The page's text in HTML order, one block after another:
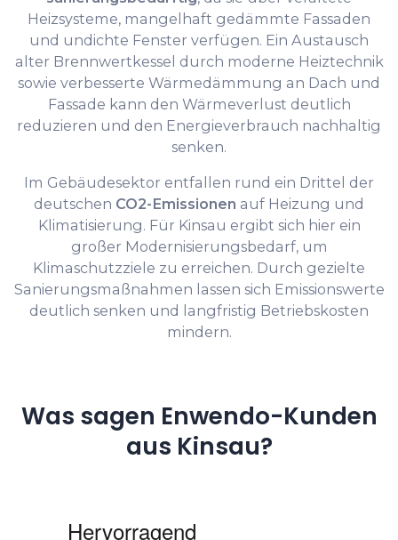
Heizsysteme, mangelhaft gedämmte Fassaden
und undichte Fenster verfügen. Ein Austausch
alter Brennwertkessel durch moderne Heiztechnik
sowie verbesserte Wärmedämmung an Dach und
Fassade kann den Wärmeverlust deutlich
reduzieren und den Energieverbrauch nachhaltig
senken.
Im Gebäudesektor entfallen rund ein Drittel der
deutschen CO2-Emissionen auf Heizung und
Klimatisierung. Für Kinsau ergibt sich hier ein
großer Modernisierungsbedarf, um
Klimaschutzziele zu erreichen. Durch gezielte
Sanierungsmaßnahmen lassen sich Emissionswerte
deutlich senken und langfristig Betriebskosten
mindern.
Was sagen Enwendo-Kunden
aus Kinsau?